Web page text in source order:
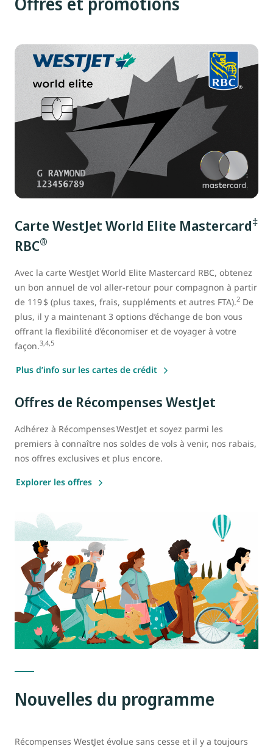
Carte WestJet World Elite Mastercard‡
RBC®
Avec la carte WestJet World Elite Mastercard RBC, obtenez
un bon annuel de vol aller-retour pour compagnon à partir
de 119 $ (plus taxes, frais, suppléments et autres FTA).2 De
plus, il y a maintenant 3 options d’échange de bon vous
offrant la flexibilité d’économiser et de voyager à votre
façon.3,4,5
Plus d’info sur les cartes de crédit
Offres de Récompenses WestJet
Adhérez à Récompenses WestJet et soyez parmi les
premiers à connaître nos soldes de vols à venir, nos rabais,
nos offres exclusives et plus encore.
Explorer les offres
Nouvelles du programme
Récompenses WestJet évolue sans cesse et il y a toujours